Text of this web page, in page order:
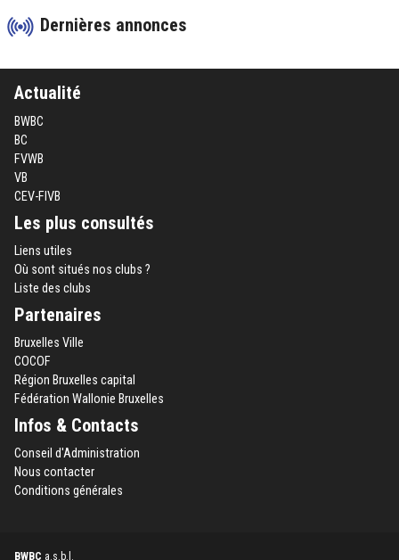
Dernières annonces
Actualité
BWBC
BC
FVWB
VB
CEV-FIVB
Les plus consultés
Liens utiles
Où sont situés nos clubs ?
Liste des clubs
Partenaires
Bruxelles Ville
COCOF
Région Bruxelles capital
Fédération Wallonie Bruxelles
Infos & Contacts
Conseil d'Administration
Nous contacter
Conditions générales
BWBC a.s.b.l.